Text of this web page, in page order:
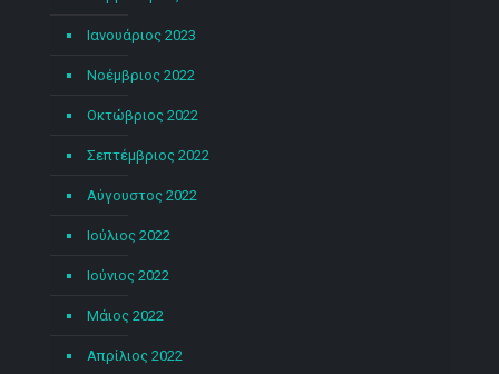
Ιανουάριος 2023
Νοέμβριος 2022
Οκτώβριος 2022
Σεπτέμβριος 2022
Αύγουστος 2022
Ιούλιος 2022
Ιούνιος 2022
Μάιος 2022
Απρίλιος 2022